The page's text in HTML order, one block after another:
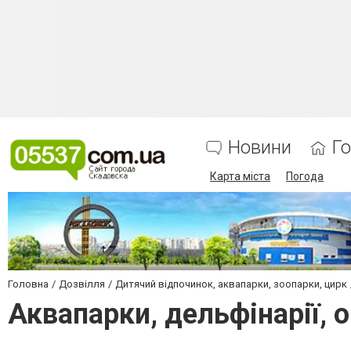
Новини
Карта міста Погода
Головна Дозвілля Дитячий відпочинок, аквапарки, зоопарки, цирк
Аквапарки, дельфінарії,